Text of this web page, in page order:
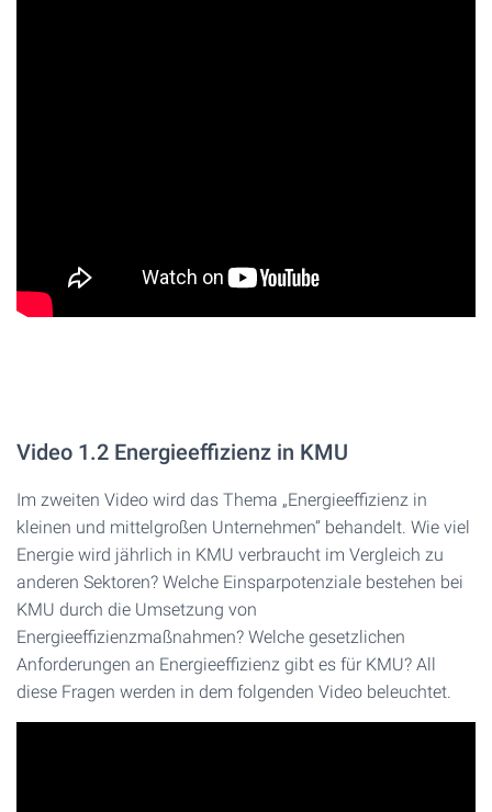
Video 1.2 Energieeffizienz in KMU
Im zweiten Video wird das Thema „Energieeffizienz in
kleinen und mittelgroßen Unternehmen“ behandelt. Wie viel
Energie wird jährlich in KMU verbraucht im Vergleich zu
anderen Sektoren? Welche Einsparpotenziale bestehen bei
KMU durch die Umsetzung von
Energieeffizienzmaßnahmen? Welche gesetzlichen
Anforderungen an Energieeffizienz gibt es für KMU? All
diese Fragen werden in dem folgenden Video beleuchtet.